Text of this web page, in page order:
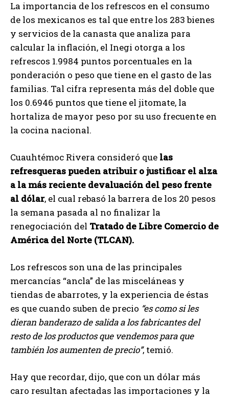
La importancia de los refrescos en el consumo
de los mexicanos es tal que entre los 283 bienes
y servicios de la canasta que analiza para
calcular la inflación, el Inegi otorga a los
refrescos 1.9984 puntos porcentuales en la
ponderación o peso que tiene en el gasto de las
familias. Tal cifra representa más del doble que
los 0.6946 puntos que tiene el jitomate, la
hortaliza de mayor peso por su uso frecuente en
la cocina nacional.
Cuauhtémoc Rivera consideró que las
refresqueras pueden atribuir o justificar el alza
a la más reciente devaluación del peso frente
al dólar, el cual rebasó la barrera de los 20 pesos
la semana pasada al no finalizar la
renegociación del Tratado de Libre Comercio de
América del Norte (TLCAN).
Los refrescos son una de las principales
mercancías “ancla” de las misceláneas y
tiendas de abarrotes, y la experiencia de éstas
es que cuando suben de precio “es como si les
dieran banderazo de salida a los fabricantes del
resto de los productos que vendemos para que
también los aumenten de precio”, temió.
Hay que recordar, dijo, que con un dólar más
caro resultan afectadas las importaciones y la